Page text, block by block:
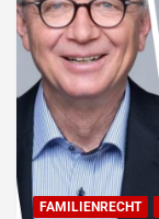
FAMILIENRECHT